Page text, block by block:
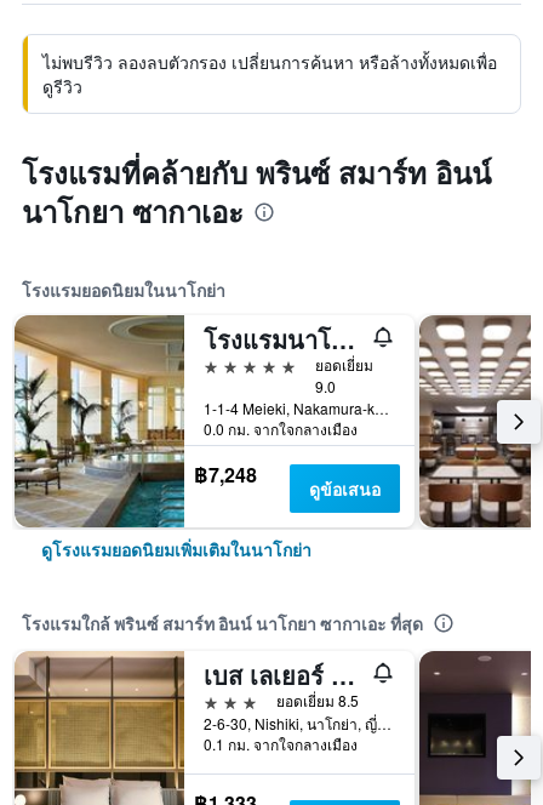
ไม่พบรีวิว ลองลบตัวกรอง เปลี่ยนการค้นหา หรือล้างทั้งหมดเพื่อ
ดูรีวิว
โรงแรมที่คล้ายกับ พรินซ์ สมาร์ท อินน์
นาโกยา ซากาเอะ
โรงแรมยอดนิยมในนาโกย่า
โรงแรมนาโกย่า แมริออท แอสโซเซีย
5 ดาว
ยอดเยี่ยม
9.0
1-1-4 Meieki, Nakamura-ku, นาโกย่า, ญี่ปุ่น
0.0 กม. จากใจกลางเมือง
฿7,248 ดูข้อเสนอ
ดูโรงแรมยอดนิยมเพิ่มเติมในนาโกย่า
โรงแรมใกล้ พรินซ์ สมาร์ท อินน์ นาโกยา ซากาเอะ ที่สุด
เบส เลเยอร์ โฮเทล นาโกย่า นิชิกิ
3 ดาว
ยอดเยี่ยม 8.5
2-6-30, Nishiki, นาโกย่า, ญี่ปุ่น
0.1 กม. จากใจกลางเมือง